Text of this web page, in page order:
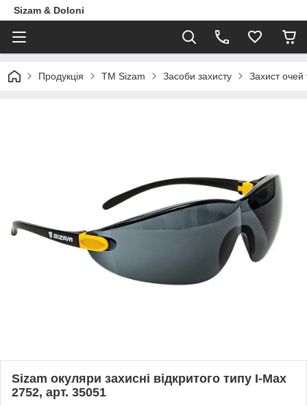
Sizam & Doloni
Продукцiя ТМ Sizam Засоби захисту Захист очей
Sizam окуляри захисні відкритого типу I-Max
2752, арт. 35051